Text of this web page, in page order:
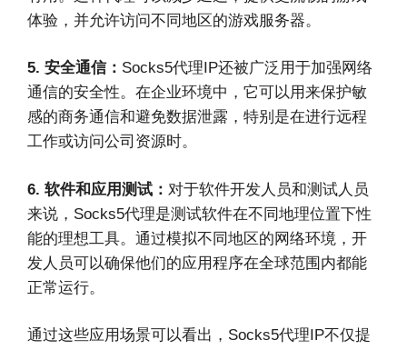
体验，并允许访问不同地区的游戏服务器。
5. 安全通信： Socks5代理IP还被广泛用于加强网络
通信的安全性。在企业环境中，它可以用来保护敏
感的商务通信和避免数据泄露，特别是在进行远程
工作或访问公司资源时。
6. 软件和应用测试： 对于软件开发人员和测试人员
来说，Socks5代理是测试软件在不同地理位置下性
能的理想工具。通过模拟不同地区的网络环境，开
发人员可以确保他们的应用程序在全球范围内都能
正常运行。
通过这些应用场景可以看出，Socks5代理IP不仅提